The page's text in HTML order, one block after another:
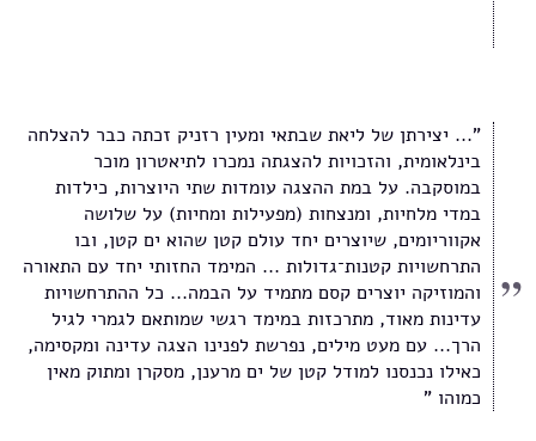
"... יצירתן של ליאת שבתאי ומעין רזניק זכתה כבר להצלחה
בינלאומית, והזכויות להצגתה נמכרו לתיאטרון מוכר
במוסקבה. על במת ההצגה עומדות שתי היוצרות, כילדות
במדי מלחיות, ומנצחות (מפעילות ומחיות) על שלושה
אקווריומים, שיוצרים יחד עולם קטן שהוא ים קטן, ובו
התרחשויות קטנות־גדולות ... המימד החזותי יחד עם התאורה
והמוזיקה יוצרים קסם מתמיד על הבמה... כל ההתרחשויות
עדינות מאוד, מתרכזות במימד רגשי שמותאם לגמרי לגיל
הרך... עם מעט מילים, נפרשת לפנינו הצגה עדינה ומקסימה,
כאילו נכנסנו למודל קטן של ים מרענן, מסקרן ומתוק מאין
כמוהו "